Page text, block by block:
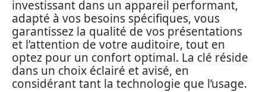
investissant dans un appareil performant,
adapté à vos besoins spécifiques, vous
garantissez la qualité de vos présentations
et l’attention de votre auditoire, tout en
optez pour un confort optimal. La clé réside
dans un choix éclairé et avisé, en
considérant tant la technologie que l’usage.